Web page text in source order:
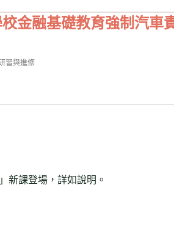
金融基礎教育強制汽車
習與進修
新課登場，詳如說明。